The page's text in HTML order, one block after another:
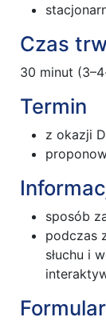
Czas
30 minut
Termin
z okazji
sposób
podczas
słuchu i